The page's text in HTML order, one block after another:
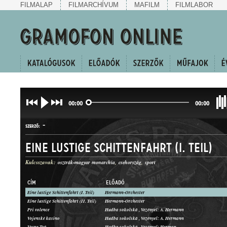
FILMALAP FILMARCHÍVUM MAFILM FILMLABOR
00:00 00:00
SZERZŐ: -
MŰFAJ: JELLEMKÉP
Eine lustige Schittenfahrt (I. Teil)
Kulcsszavak: osztrák-magyar monarchia csehország sport
CÍM ELŐADÓ
Eine lustige Schittenfahrt (I. Teil)
Hermann-Orchester
Eine lustige Schittenfahrt (II. Teil)
Hermann-Orchester
Pri volence
Hudba sokolská , Vezényel: A. Hermann
Vojenské kasino
Hudba sokolská , Vezényel: A. Hermann